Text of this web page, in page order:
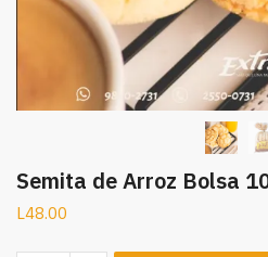
Semita de Arroz Bolsa
L48.00